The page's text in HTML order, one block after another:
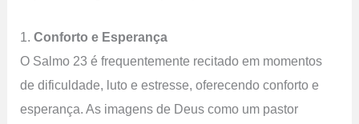
1.Conforto e Esperança
O Salmo 23 é frequentemente recitado em momentos
de dificuldade, luto e estresse, oferecendo conforto e
esperança. As imagens de Deus como um pastor